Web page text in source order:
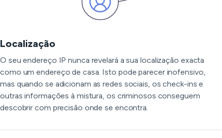
Localização
O seu endereço IP nunca revelará a sua localização exacta
como um endereço de casa. Isto pode parecer inofensivo,
mas quando se adicionam as redes sociais, os check-ins e
outras informações à mistura, os criminosos conseguem
descobrir com precisão onde se encontra.